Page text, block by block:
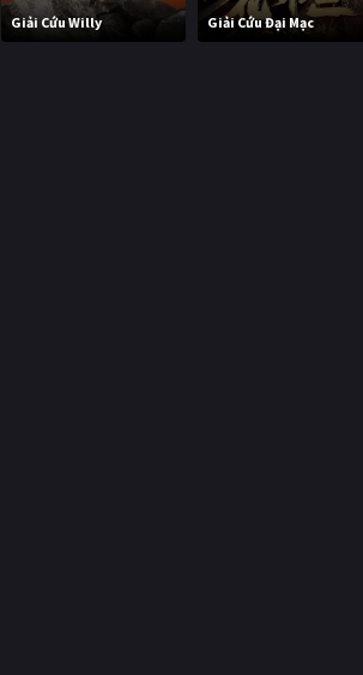
Giải Cứu Willy Giải Cứu Đại Mạc